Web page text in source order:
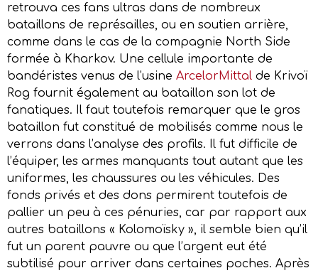
retrouva ces fans ultras dans de nombreux
bataillons de représailles, ou en soutien arrière,
comme dans le cas de la compagnie North Side
formée à Kharkov. Une cellule importante de
bandéristes venus de l’usine ArcelorMittal de Krivoï
Rog fournit également au bataillon son lot de
fanatiques. Il faut toutefois remarquer que le gros
bataillon fut constitué de mobilisés comme nous le
verrons dans l’analyse des profils. Il fut difficile de
l’équiper, les armes manquants tout autant que les
uniformes, les chaussures ou les véhicules. Des
fonds privés et des dons permirent toutefois de
pallier un peu à ces pénuries, car par rapport aux
autres bataillons « Kolomoïsky », il semble bien qu’il
fut un parent pauvre ou que l’argent eut été
subtilisé pour arriver dans certaines poches. Après